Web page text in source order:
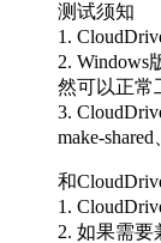
测试须知
1.
2. Windows
然可以正常
3.
make-
和
1.
2. 如果需要